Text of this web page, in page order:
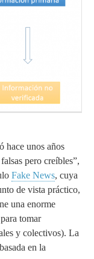
hace unos años
pero creíbles”,
Fake News, cuya
de vista práctico,
una enorme
tomar
y colectivos). La
en la